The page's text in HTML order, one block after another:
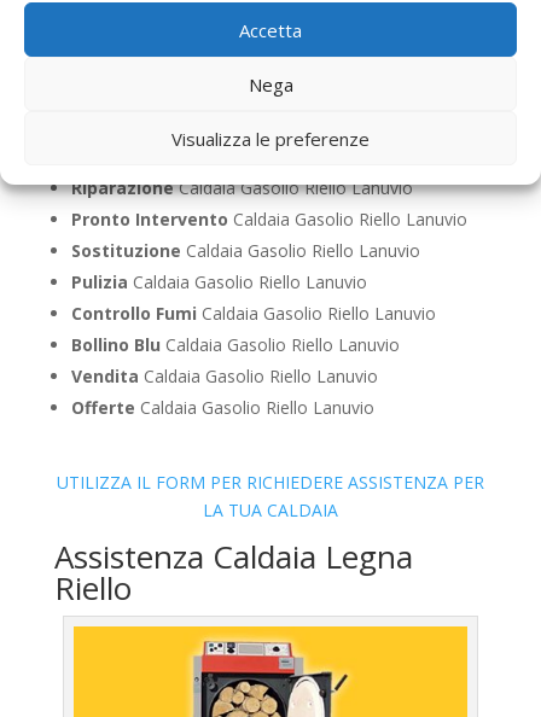
Accetta
Nega
Visualizza le preferenze
Caldaie Riello Lanuvio – Caldaie a Gasolio a Roma
Caldaia Gasolio Riello Lanuvio
Caldaia Gasolio Riello Lanuvio
RiparazioneCaldaia Gasolio Riello Lanuvio
Pronto Intervento Caldaia Gasolio Riello Lanuvio
Sostituzione Caldaia Gasolio Riello Lanuvio
Pulizia Caldaia Gasolio Riello Lanuvio
Controllo Fumi Caldaia Gasolio Riello Lanuvio
Bollino Blu Caldaia Gasolio Riello Lanuvio
Vendita Caldaia Gasolio Riello Lanuvio
Offerte Caldaia Gasolio Riello Lanuvio
UTILIZZA IL FORM PER RICHIEDERE ASSISTENZA PER
LA TUA CALDAIA
Assistenza Caldaia Legna
Riello